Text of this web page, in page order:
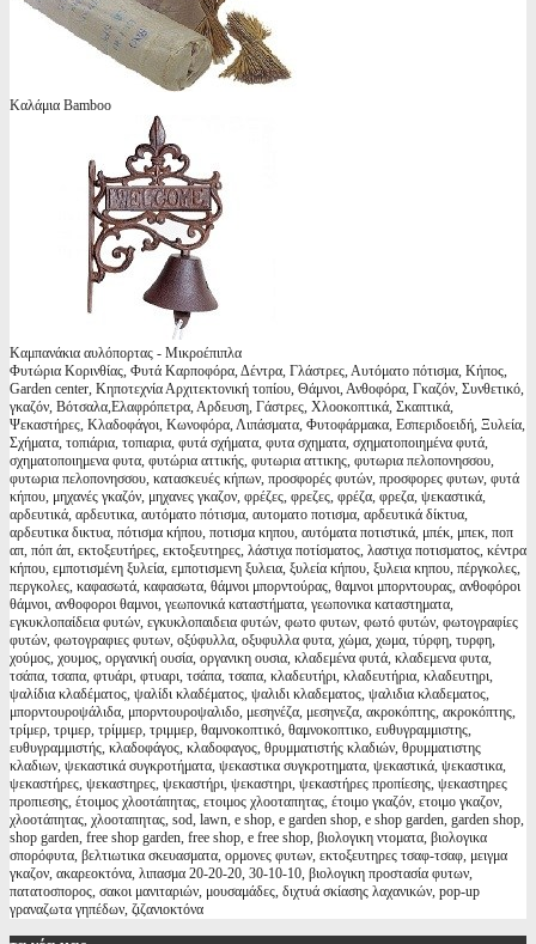
Καλάμια Bamboo
Καμπανάκια αυλόπορτας - Μικροέπιπλα
Φυτώρια Κορινθίας, Φυτά Καρποφόρα, Δέντρα, Γλάστρες, Αυτόματο πότισμα, Κήπος,
Garden center, Κηποτεχνία Αρχιτεκτονική τοπίου, Θάμνοι, Ανθοφόρα, Γκαζόν, Συνθετικό,
γκαζόν, Βότσαλα,Ελαφρόπετρα, Αρδευση, Γάστρες, Χλοοκοπτικά, Σκαπτικά,
Ψεκαστήρες, Κλαδοφάγοι, Κωνοφόρα, Λιπάσματα, Φυτοφάρμακα, Εσπεριδοειδή, Ξυλεία,
Σχήματα, τοπιάρια, τοπιαρια, φυτά σχήματα, φυτα σχηματα, σχηματοποιημένα φυτά,
σχηματοποιημενα φυτα, φυτώρια αττικής, φυτωρια αττικης, φυτωρια πελοπονησσου,
φυτωρια πελοπονησσου, κατασκευές κήπων, προσφορές φυτών, προσφορες φυτων, φυτά
κήπου, μηχανές γκαζόν, μηχανες γκαζον, φρέζες, φρεζες, φρέζα, φρεζα, ψεκαστικά,
αρδευτικά, αρδευτικα, αυτόματο πότισμα, αυτοματο ποτισμα, αρδευτικά δίκτυα,
αρδευτικα δικτυα, πότισμα κήπου, ποτισμα κηπου, αυτόματα ποτιστικά, μπέκ, μπεκ, ποπ
απ, πόπ άπ, εκτοξευτήρες, εκτοξευτηρες, λάστιχα ποτίσματος, λαστιχα ποτισματος, κέντρα
κήπου, εμποτισμένη ξυλεία, εμποτισμενη ξυλεια, ξυλεία κήπου, ξυλεια κηπου, πέργκολες,
περγκολες, καφασωτά, καφασωτα, θάμνοι μπορντούρας, θαμνοι μπορντουρας, ανθοφόροι
θάμνοι, ανθοφοροι θαμνοι, γεωπονικά καταστήματα, γεωπονικα καταστηματα,
εγκυκλοπαίδεια φυτών, εγκυκλοπαιδεια φυτών, φωτο φυτων, φωτό φυτών, φωτογραφίες
φυτών, φωτογραφιες φυτων, οξύφυλλα, οξυφυλλα φυτα, χώμα, χωμα, τύρφη, τυρφη,
χούμος, χουμος, οργανική ουσία, οργανικη ουσια, κλαδεμένα φυτά, κλαδεμενα φυτα,
τσάπα, τσαπα, φτυάρι, φτυαρι, τσάπα, τσαπα, κλαδευτήρι, κλαδευτήρια, κλαδευτηρι,
ψαλίδια κλαδέματος, ψαλίδι κλαδέματος, ψαλιδι κλαδεματος, ψαλιδια κλαδεματος,
μπορντουροψάλιδα, μπορντουροψαλιδο, μεσηνέζα, μεσηνεζα, ακροκόπτης, ακροκόπτης,
τρίμερ, τριμερ, τρίμμερ, τριμμερ, θαμνοκοπτικό, θαμνοκοπτικο, ευθυγραμμιστης,
ευθυγραμμιστής, κλαδοφάγος, κλαδοφαγος, θρυμματιστής κλαδιών, θρυμματιστης
κλαδιων, ψεκαστικά συγκροτήματα, ψεκαστικα συγκροτηματα, ψεκαστικά, ψεκαστικα,
ψεκαστήρες, ψεκαστηρες, ψεκαστήρι, ψεκαστηρι, ψεκαστήρες προπίεσης, ψεκαστηρες
προπιεσης, έτοιμος χλοοτάπητας, ετοιμος χλοοταπητας, έτοιμο γκαζόν, ετοιμο γκαζον,
χλοοτάπητας, χλοοταπητας, sod, lawn, e shop, e garden shop, e shop garden, garden shop,
shop garden, free shop garden, free shop, e free shop, βιολογικη ντοματα, βιολογικα
σπορόφυτα, βελτιωτικα σκευασματα, ορμονες φυτων, εκτοξευτηρες τσαφ-τσαφ, μειγμα
γκαζον, ακαρεοκτόνα, λιπασμα 20-20-20, 30-10-10, βιολογικη προστασία φυτων,
πατατοσπορος, σακοι μανιταριών, μουσαμάδες, διχτυά σκίασης λαχανικών, pop-up
γραναζωτα γηπέδων, ζιζανιοκτόνα